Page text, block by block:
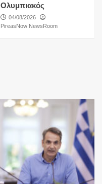
Ολυμπιακός
04/08/2026
PireasNow NewsRoom